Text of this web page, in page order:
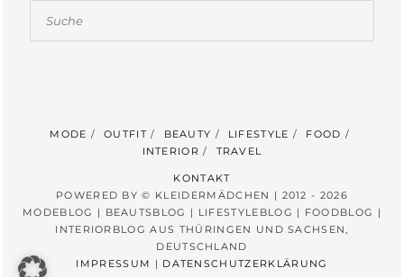
MODE OUTFIT BEAUTY LIFESTYLE
FOOD
INTERIOR
TRAVEL
KONTAKT
POWERED BY © KLEIDERMÄDCHEN | 2012 - 2026
MODEBLOG | BEAUTSBLOG | LIFESTYLEBLOG | FOODBLOG |
INTERIORBLOG AUS THÜRINGEN UND SACHSEN,
DEUTSCHLAND
IMPRESSUM | DATENSCHUTZERKLÄRUNG